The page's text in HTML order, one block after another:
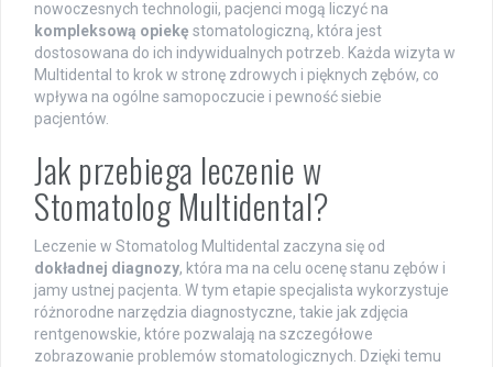
nowoczesnych technologii, pacjenci mogą liczyć na
kompleksową opiekę stomatologiczną, która jest
dostosowana do ich indywidualnych potrzeb. Każda wizyta w
Multidental to krok w stronę zdrowych i pięknych zębów, co
wpływa na ogólne samopoczucie i pewność siebie
pacjentów.
Jak przebiega leczenie w
Stomatolog Multidental?
Leczenie w Stomatolog Multidental zaczyna się od
dokładnej diagnozy, która ma na celu ocenę stanu zębów i
jamy ustnej pacjenta. W tym etapie specjalista wykorzystuje
różnorodne narzędzia diagnostyczne, takie jak zdjęcia
rentgenowskie, które pozwalają na szczegółowe
zobrazowanie problemów stomatologicznych. Dzięki temu